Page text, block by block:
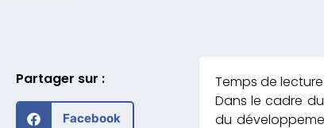
Partager sur :
Facebook
Dans le cadre
du